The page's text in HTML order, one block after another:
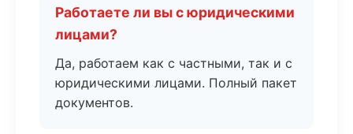
Работаете ли вы с юридическими
лицами?
Да, работаем как с частными, так и с
юридическими лицами. Полный пакет
документов.